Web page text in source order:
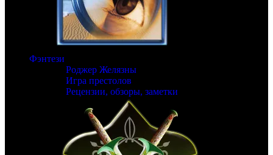
Фэнтези
Роджер Желязны
Игра престолов
Рецензии, обзоры, заметки